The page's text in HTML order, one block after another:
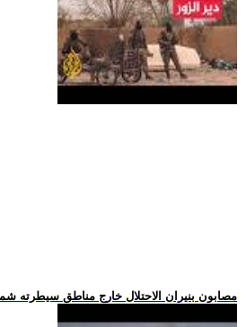
.. مصابون بنيران الاحتلال خارج مناطق سيطرته